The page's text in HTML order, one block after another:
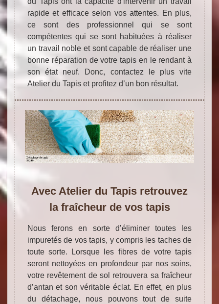
rapide et efficace selon vos attentes. En plus,
ce sont des professionnel qui se sont
compétentes qui se sont habituées à réaliser
un travail noble et sont capable de réaliser une
bonne réparation de votre tapis en le rendant à
son état neuf. Donc, contactez le plus vite
Atelier du Tapis et profitez d’un bon résultat.
Avec Atelier du Tapis retrouvez
la fraîcheur de vos tapis
Nous ferons en sorte d’éliminer toutes les
impuretés de vos tapis, y compris les taches de
toute sorte. Lorsque les fibres de votre tapis
seront nettoyées en profondeur par nos soins,
votre revêtement de sol retrouvera sa fraîcheur
d’antan et son véritable éclat. En effet, en plus
du détachage, nous pouvons tout de suite